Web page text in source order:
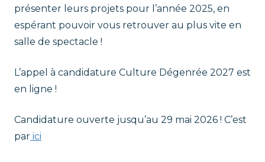
r
t
p
e
t
a
l
n
t
présenter leurs projets pour l’année 2025, en
espérant pouvoir vous retrouver au plus vite en
salle de spectacle !
L’appel à candidature Culture Dégenrée 2027 est
en ligne !
Candidature ouverte jusqu’au 29 mai 2026 ! C’est
par ici